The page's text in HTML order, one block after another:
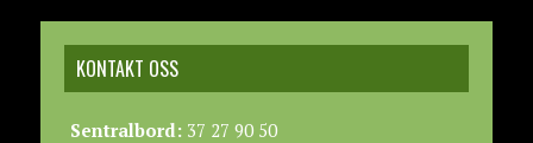
KONTAKT OSS
Sentralbord:37 27 90 50